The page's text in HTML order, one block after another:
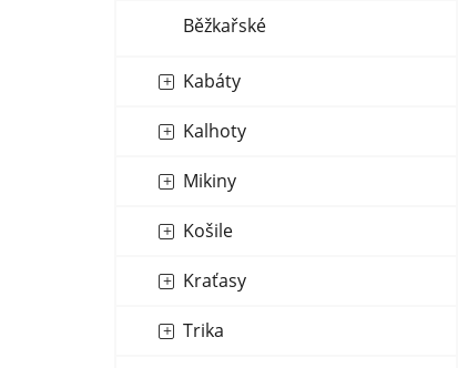
Běžkařské
Kabáty
Kalhoty
Mikiny
Košile
Kraťasy
Trika